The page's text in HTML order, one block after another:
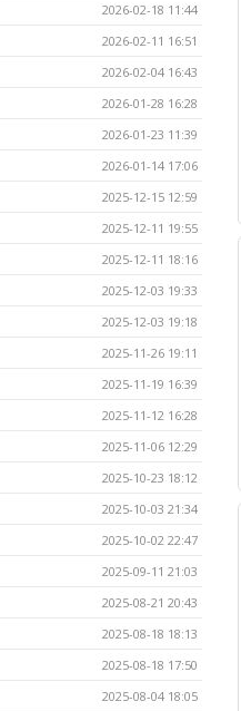
2026-02-18 11:44
2026-02-11 16:51
2026-02-04 16:43
2026-01-28 16:28
2026-01-23 11:39
2026-01-14 17:06
2025-12-15 12:59
2025-12-11 19:55
2025-12-11 18:16
2025-12-03 19:33
2025-12-03 19:18
2025-11-26 19:11
2025-11-19 16:39
2025-11-12 16:28
2025-11-06 12:29
2025-10-23 18:12
2025-10-03 21:34
2025-10-02 22:47
2025-09-11 21:03
2025-08-21 20:43
2025-08-18 18:13
2025-08-18 17:50
2025-08-04 18:05